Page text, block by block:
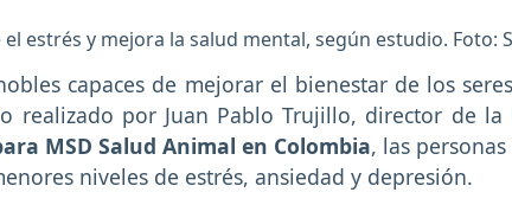
estrés y mejora la salud mental, según estudio. Foto:
capaces de mejorar el bienestar de los
realizado por Juan Pablo Trujillo, director de la
MSD Salud Animal en Colombia, las
niveles de estrés, ansiedad y depresión.